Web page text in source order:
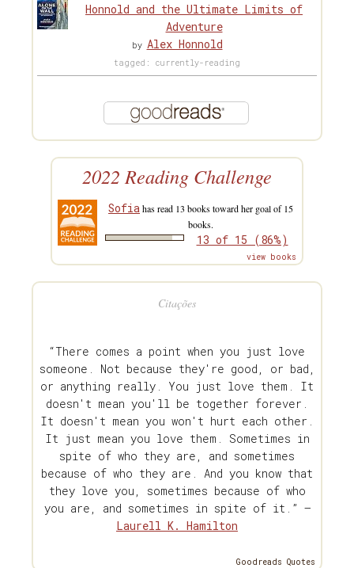
Honnold and the Ultimate Limits of
Adventure
by Alex Honnold
tagged: currently-reading
2022 Reading Challenge
Sofia has read 13 books toward her goal of 15
books.
13 of 15 (86%)
view books
Citações
“There comes a point when you just love
someone. Not because they're good, or bad,
or anything really. You just love them. It
doesn't mean you'll be together forever.
It doesn't mean you won't hurt each other.
It just mean you love them. Sometimes in
spite of who they are, and sometimes
because of who they are. And you know that
they love you, sometimes because of who
you are, and sometimes in spite of it.” —
Laurell K. Hamilton
Goodreads Quotes